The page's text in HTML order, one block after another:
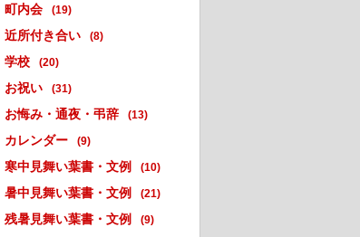
町内会 (19)
近所付き合い (8)
学校 (20)
お祝い (31)
お悔み・通夜・弔辞 (13)
カレンダー (9)
寒中見舞い葉書・文例 (10)
暑中見舞い葉書・文例 (21)
残暑見舞い葉書・文例 (9)